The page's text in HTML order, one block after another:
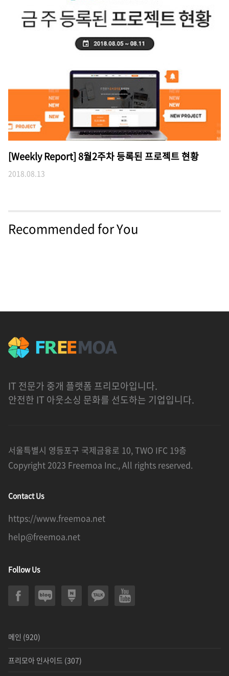
[Weekly Report] 8월2주차 등록된 프로젝트 현황
2018.08.13
Recommended for You
IT 전문가 중개 플랫폼 프리모아입니다.
안전한 IT 아웃소싱 문화를 선도하는 기업입니다.
서울특별시 영등포구 국제금융로 10, TWO IFC 19층
Copyright 2023 Freemoa Inc., All rights reserved.
Contact Us
https://www.freemoa.net
help@freemoa.net
Follow Us
메인 (920)
프리모아 인사이드 (307)